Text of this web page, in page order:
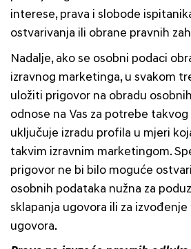
interese, prava i slobode
ostvarivanja ili obrane pravnih
Nadalje, ako se osobni podaci
izravnog marketinga, u svakom
uložiti prigovor na obradu
odnose na Vas za potrebe
uključuje izradu profila u mjeri
takvim izravnim marketingom.
prigovor ne bi bilo moguće
osobnih podataka nužna za
sklapanja ugovora ili za
ugovora.